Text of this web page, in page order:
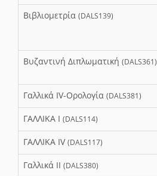
Βιβλιομετρία (DALS139)
Βυζαντινή Διπλωματική (DALS361)
Γαλλικά IV-Ορολογία (DALS381)
ΓΑΛΛΙΚΑ Ι (DALS114)
ΓΑΛΛΙΚΑ ΙV(DALS117)
Γαλλικά ΙΙ (DALS380)